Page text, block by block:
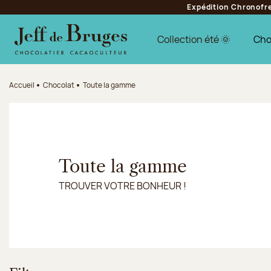
Aller au contenu principal
Aller au pied de page
Expédition
Collection été 🌞
Accueil Chocolat Toute la gamme
Toute la gamme
TROUVER VOTRE BONHEUR !